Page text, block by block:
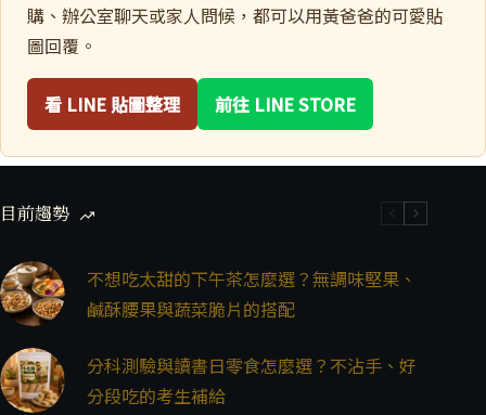
購、辦公室聊天或家人問候，都可以用黃爸爸的可愛貼
圖回覆。
看 LINE 貼圖整理 前往 LINE STORE
目前趨勢
不想吃太甜的下午茶怎麼選？無調味堅果、
鹹酥腰果與蔬菜脆片的搭配
分科測驗與讀書日零食怎麼選？不沾手、好
分段吃的考生補給